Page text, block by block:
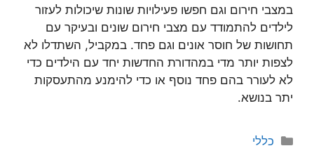
במצבי חירום וגם חפשו פעילויות שונות שיכולות לעזור
לילדים להתמודד עם מצבי חירום שונים ובעיקר עם
תחושות של חוסר אונים וגם פחד. במקביל, השתדלו לא
לצפות יותר מדי במהדורת החדשות יחד עם הילדים כדי
לא לעורר בהם פחד נוסף או כדי להימנע מהתעסקות
יתר בנושא.
קטגוריות
כללי